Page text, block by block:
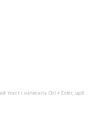
текст і натисніть Ctrl + Enter, щоб